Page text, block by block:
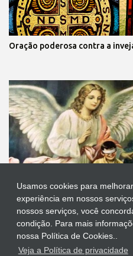
Usamos cookies para
experiência em nossos
nossos serviços, você
condição. Para mais
nossa Política de Cookies..
Veja a Política de privacidade
Oração poderosa contra a
Mãe, você está preocupada
aos anjos da guarda deles